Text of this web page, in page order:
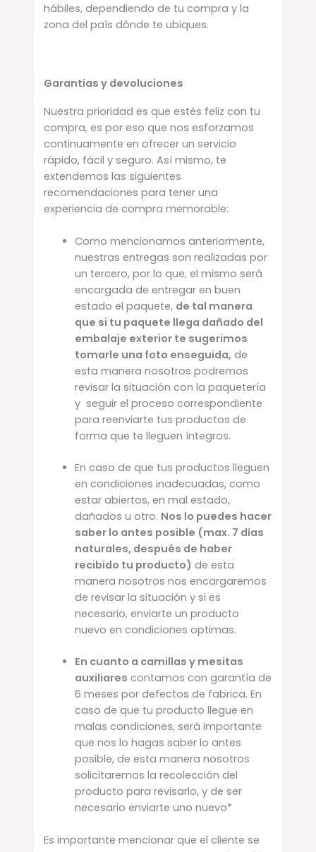
hábiles, dependiendo de tu compra y la
zona del país dónde te ubiques.
Garantías y devoluciones
Nuestra prioridad es que estés feliz con tu
compra, es por eso que nos esforzamos
continuamente en ofrecer un servicio
rápido, fácil y seguro. Así mismo, te
extendemos las siguientes
recomendaciones para tener una
experiencia de compra memorable:
Como mencionamos anteriormente,
nuestras entregas son realizadas por
un tercero, por lo que, el mismo será
encargada de entregar en buen
estado el paquete, de tal manera
que si tu paquete llega dañado del
embalaje exterior te sugerimos
tomarle una foto enseguida, de
esta manera nosotros podremos
revisar la situación con la paquetería
y seguir el proceso correspondiente
para reenviarte tus productos de
forma que te lleguen íntegros.
En caso de que tus productos lleguen
en condiciones inadecuadas, como
estar abiertos, en mal estado,
dañados u otro. Nos lo puedes hacer
saber lo antes posible (max. 7 días
naturales, después de haber
recibido tu producto) de esta
manera nosotros nos encargaremos
de revisar la situación y si es
necesario, enviarte un producto
nuevo en condiciones optimas.
En cuanto a camillas y mesitas
auxiliares contamos con garantía de
6 meses por defectos de fabrica. En
caso de que tu producto llegue en
malas condiciones, será importante
que nos lo hagas saber lo antes
posible, de esta manera nosotros
solicitaremos la recolección del
producto para revisarlo, y de ser
necesario enviarte uno nuevo*
Es importante mencionar que el cliente se